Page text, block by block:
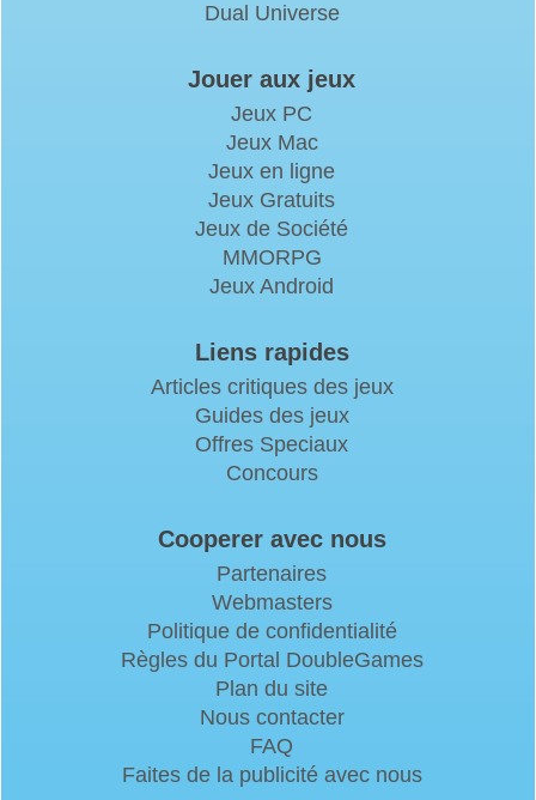
Dual Universe
Jouer aux jeux
Jeux PC
Jeux Mac
Jeux en ligne
Jeux Gratuits
Jeux de Société
MMORPG
Jeux Android
Liens rapides
Articles critiques des jeux
Guides des jeux
Offres Speciaux
Concours
Cooperer avec nous
Partenaires
Webmasters
Politique de confidentialité
Règles du Portal DoubleGames
Plan du site
Nous contacter
FAQ
Faites de la publicité avec nous